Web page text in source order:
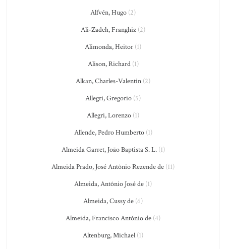
Alfvén, Hugo (2)
Ali-Zadeh, Franghiz (2)
Alimonda, Heitor (1)
Alison, Richard(1)
Alkan, Charles-Valentin (2)
Allegri, Gregorio (5)
Allegri, Lorenzo (1)
Allende, Pedro Humberto(1)
Almeida Garret, João Baptista S. L.(1)
Almeida Prado, José Antônio Rezende de (11)
Almeida, Antônio José de (1)
Almeida, Cussy de (6)
Almeida, Francisco António de (4)
Altenburg, Michael (1)